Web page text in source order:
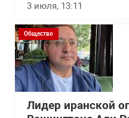
3 июля, 13:11
Общество
Лидер иранской